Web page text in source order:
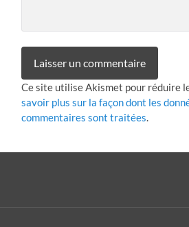
Ce site utilise Akismet pour réduire
savoir plus sur la façon dont les
commentaires sont traitées.